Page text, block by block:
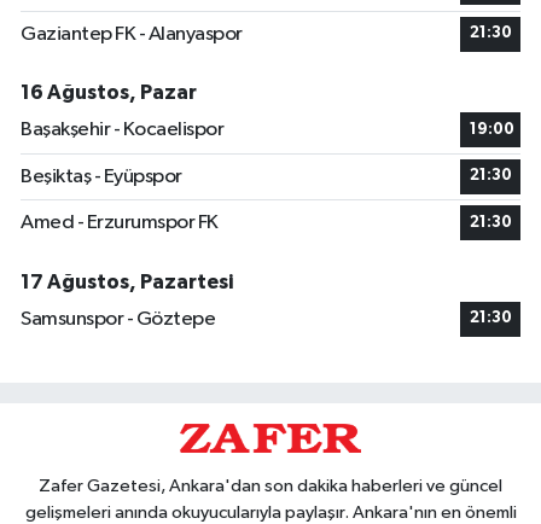
Gaziantep FK - Alanyaspor 21:30
16 Ağustos, Pazar
Başakşehir - Kocaelispor
19:00
Beşiktaş - Eyüpspor 21:30
Amed - Erzurumspor FK 21:30
17 Ağustos, Pazartesi
Samsunspor - Göztepe
21:30
Zafer Gazetesi, Ankara'dan son dakika haberleri ve güncel
gelişmeleri anında okuyucularıyla paylaşır. Ankara'nın en önemli